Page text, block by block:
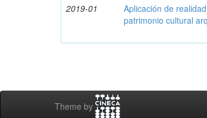
2019-01
Aplicación de
patrimonio cultural
Theme by